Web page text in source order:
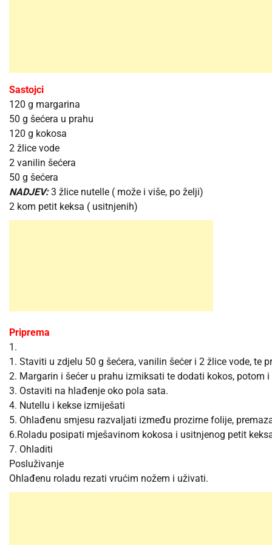
Sastojci
120 g margarina
50 g šećera u prahu
120 g kokosa
2 žlice vode
2 vanilin šećera
50 g šećera
NADJEV:3 žlice nutelle ( može i više, po želji)
2 kom petit keksa ( usitnjenih)
Priprema
1.
1. Staviti u zdjelu 50 g šećera, vanilin šećer i 2 žlice vode, te
2. Margarin i šećer u prahu izmiksati te dodati kokos, potom
3. Ostaviti na hlađenje oko pola sata.
4. Nutellu i kekse izmiješati
5. Ohlađenu smjesu razvaljati između prozirne folije,
6.Roladu posipati mješavinom kokosa i usitnjenog petit
7. Ohladiti
Posluživanje
Ohlađenu roladu rezati vrućim nožem i uživati.